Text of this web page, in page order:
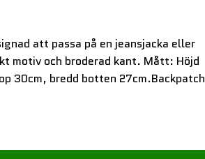
att passa på en jeansjacka eller
motiv och broderad kant. Mått: Höjd
30cm, bredd botten 27cm.Backpatch